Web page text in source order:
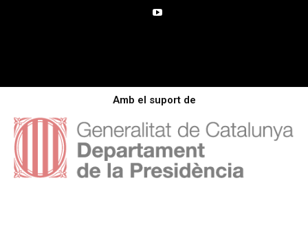
Amb el suport de